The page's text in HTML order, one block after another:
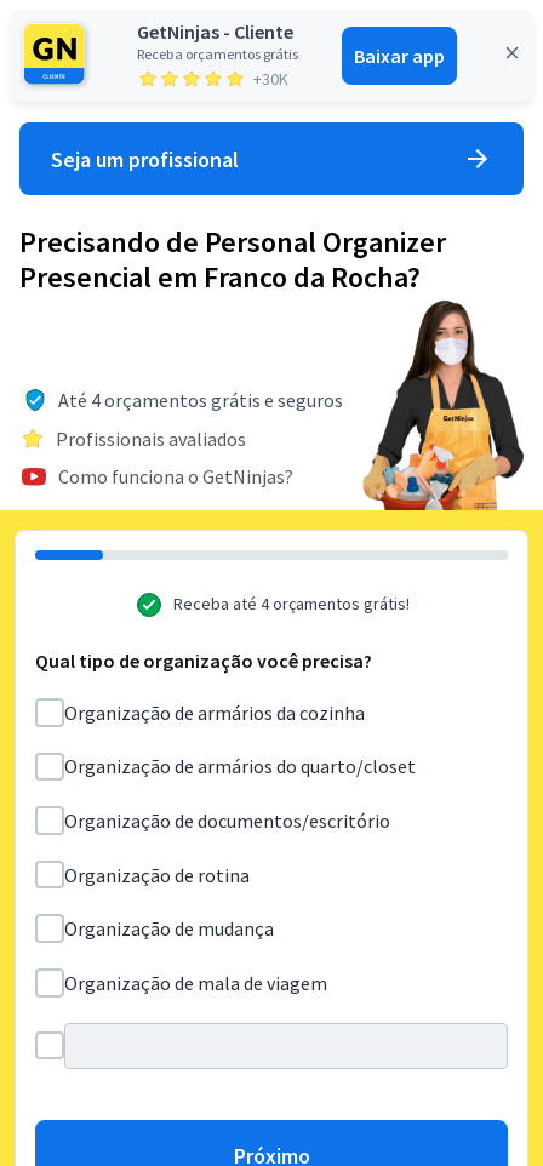
GetNinjas - Cliente
Receba orçamentos grátis
+30K
Baixar app
Entrar
Seja um profissional
Precisando de Personal Organizer
Presencial em Franco da Rocha?
Até 4 orçamentos grátis e seguros
Profissionais avaliados
Como funciona o GetNinjas?
Receba até 4 orçamentos grátis!
Qual tipo de organização você precisa?
Organização de armários da cozinha
Organização de armários do quarto/closet
Organização de documentos/escritório
Organização de rotina
Organização de mudança
Organização de mala de viagem
Próximo